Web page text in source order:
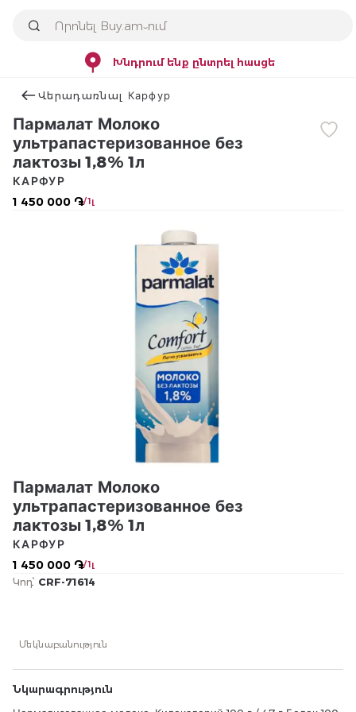
Խնդրում ենք ընտրել հասցե
Վերադառնալ Карфур
Пармалат Молоко
ультрапастеризованное без
лактозы 1,8% 1л
1 450 000 ֏/ 1լ
КАРФУР
Пармалат Молоко
ультрапастеризованное без
лактозы 1,8% 1л
1 450 000 ֏/ 1լ
КАРФУР
Կոդ՝ CRF-71614
Մեկնաբանություն
Նկարագրություն